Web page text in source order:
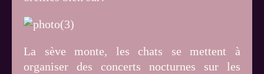
La sève monte, les chats se mettent à
organiser des concerts nocturnes sur les